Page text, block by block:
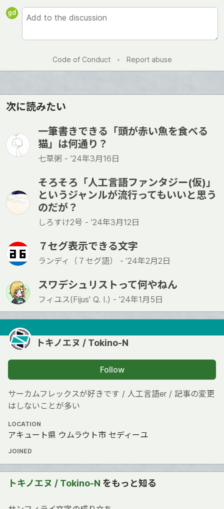
Code of Conduct • Report abuse
次に読みたい
一筆書きできる「頭が赤い魚を食べる
猫」は何通り？
七草粥 - ’24年3月16日
そろそろ「人工言語ファンタジー(仮)」
というジャンルが流行ってもいいと思う
のだが？
しろすけ2号 - ’24年3月12日
７セグ表示できる文字
ランディ（７セグ語） - ’24年2月2日
スワデシュリストって何やねん
フィユス(Fijus' Q. I.) - ’24年1月5日
トキノエヌ / Tokino-N
Follow
サーカムフレックスが好きです / 人工言語er / 記事の変更
はしないことが多い
LOCATION
アキュート県 ウムラウト市 セディーユ
JOINED
トキノエヌ / Tokino-N をもっと知る